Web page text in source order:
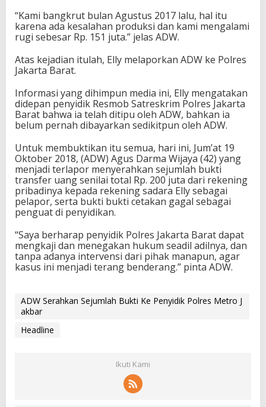
“Kami bangkrut bulan Agustus 2017 lalu, hal itu
karena ada kesalahan produksi dan kami mengalami
rugi sebesar Rp. 151 juta.” jelas ADW.
Atas kejadian itulah, Elly melaporkan ADW ke Polres
Jakarta Barat.
Informasi yang dihimpun media ini, Elly mengatakan
didepan penyidik Resmob Satreskrim Polres Jakarta
Barat bahwa ia telah ditipu oleh ADW, bahkan ia
belum pernah dibayarkan sedikitpun oleh ADW.
Untuk membuktikan itu semua, hari ini, Jum’at 19
Oktober 2018, (ADW) Agus Darma Wijaya (42) yang
menjadi terlapor menyerahkan sejumlah bukti
transfer uang senilai total Rp. 200 juta dari rekening
pribadinya kepada rekening sadara Elly sebagai
pelapor, serta bukti bukti cetakan gagal sebagai
penguat di penyidikan.
“Saya berharap penyidik Polres Jakarta Barat dapat
mengkaji dan menegakan hukum seadil adilnya, dan
tanpa adanya intervensi dari pihak manapun, agar
kasus ini menjadi terang benderang.” pinta ADW.
ADW Serahkan Sejumlah Bukti Ke Penyidik Polres Metro J
akbar
Headline
Ikuti Kami